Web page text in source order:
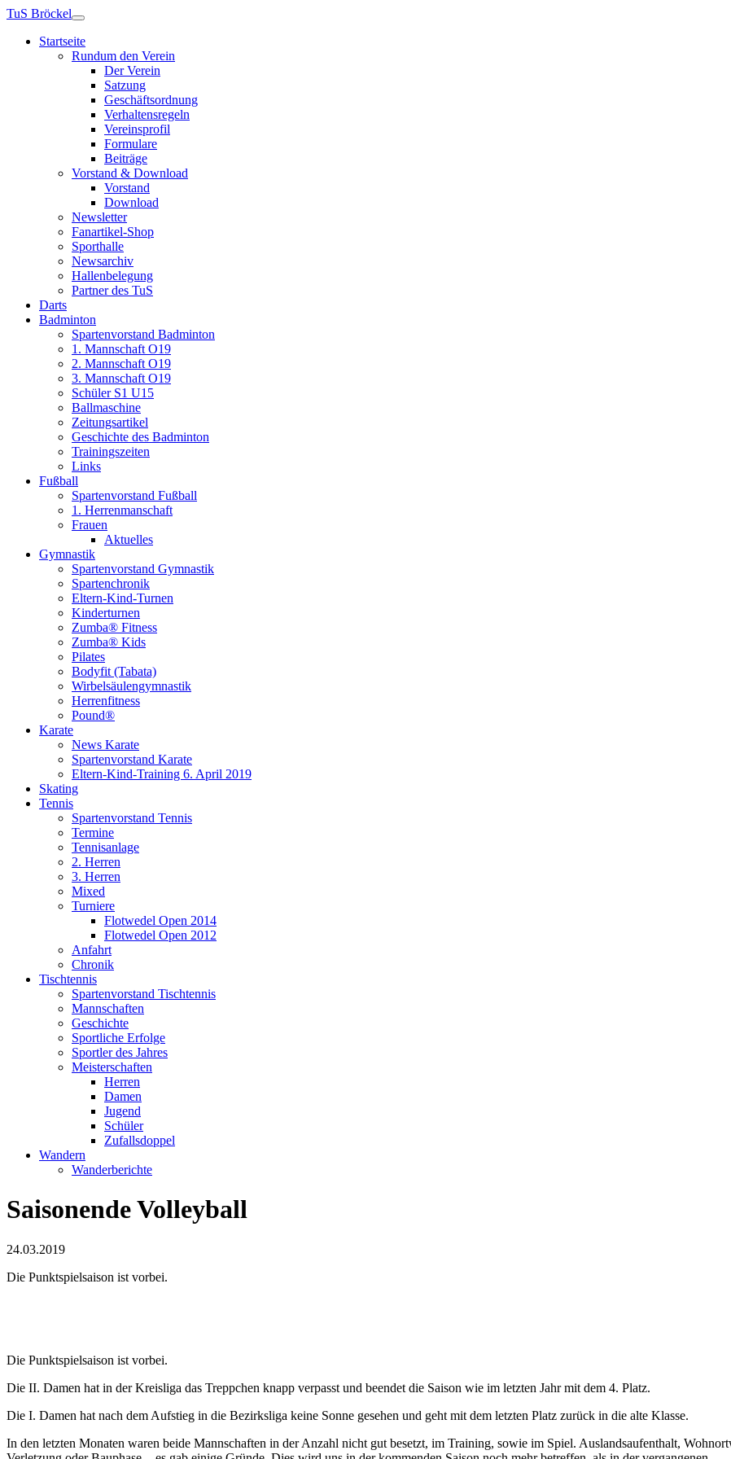
TuS Bröckel
Startseite
Rundum den Verein
Der Verein
Satzung
Geschäftsordnung
Verhaltensregeln
Vereinsprofil
Formulare
Beiträge
Vorstand & Download
Vorstand
Download
Newsletter
Fanartikel-Shop
Sporthalle
Newsarchiv
Hallenbelegung
Partner des TuS
Darts
Badminton
Spartenvorstand Badminton
1. Mannschaft O19
2. Mannschaft O19
3. Mannschaft O19
Schüler S1 U15
Ballmaschine
Zeitungsartikel
Geschichte des Badminton
Trainingszeiten
Links
Fußball
Spartenvorstand Fußball
1. Herrenmanschaft
Frauen
Aktuelles
Gymnastik
Spartenvorstand Gymnastik
Spartenchronik
Eltern-Kind-Turnen
Kinderturnen
Zumba® Fitness
Zumba® Kids
Pilates
Bodyfit (Tabata)
Wirbelsäulengymnastik
Herrenfitness
Pound®
Karate
News Karate
Spartenvorstand Karate
Eltern-Kind-Training 6. April 2019
Skating
Tennis
Spartenvorstand Tennis
Termine
Tennisanlage
2. Herren
3. Herren
Mixed
Turniere
Flotwedel Open 2014
Flotwedel Open 2012
Anfahrt
Chronik
Tischtennis
Spartenvorstand Tischtennis
Mannschaften
Geschichte
Sportliche Erfolge
Sportler des Jahres
Meisterschaften
Herren
Damen
Jugend
Schüler
Zufallsdoppel
Wandern
Wanderberichte
Saisonende Volleyball
24.03.2019
Die Punktspielsaison ist vorbei.
Die Punktspielsaison ist vorbei.
Die II. Damen hat in der Kreisliga das Treppchen knapp verpasst und beendet die Saison wie im letzten Jahr mit dem 4. Platz.
Die I. Damen hat nach dem Aufstieg in die Bezirksliga keine Sonne gesehen und geht mit dem letzten Platz zurück in die alte Klasse.
In den letzten Monaten waren beide Mannschaften in der Anzahl nicht gut besetzt, im Training, sowie im Spiel. Auslandsaufenthalt,